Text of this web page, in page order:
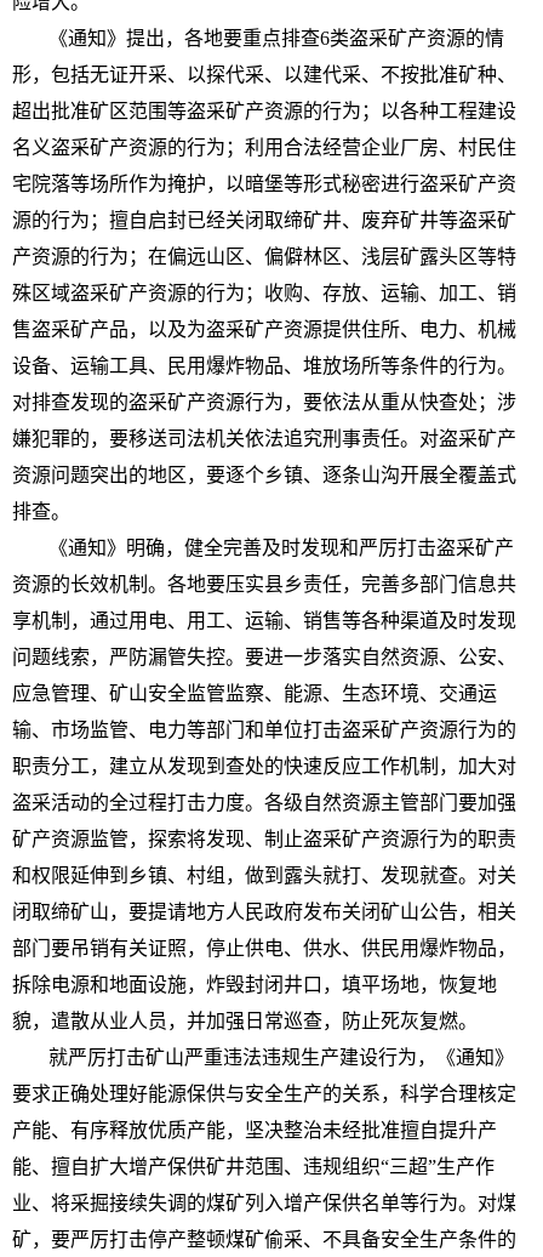
《通知》提出，各地要重点排查6类盗采矿产资源的情
形，包括无证开采、以探代采、以建代采、不按批准矿种、
超出批准矿区范围等盗采矿产资源的行为；以各种工程建设
名义盗采矿产资源的行为；利用合法经营企业厂房、村民住
宅院落等场所作为掩护，以暗堡等形式秘密进行盗采矿产资
源的行为；擅自启封已经关闭取缔矿井、废弃矿井等盗采矿
产资源的行为；在偏远山区、偏僻林区、浅层矿露头区等特
殊区域盗采矿产资源的行为；收购、存放、运输、加工、销
售盗采矿产品，以及为盗采矿产资源提供住所、电力、机械
设备、运输工具、民用爆炸物品、堆放场所等条件的行为。
对排查发现的盗采矿产资源行为，要依法从重从快查处；涉
嫌犯罪的，要移送司法机关依法追究刑事责任。对盗采矿产
资源问题突出的地区，要逐个乡镇、逐条山沟开展全覆盖式
排查。
《通知》明确，健全完善及时发现和严厉打击盗采矿产
资源的长效机制。各地要压实县乡责任，完善多部门信息共
享机制，通过用电、用工、运输、销售等各种渠道及时发现
问题线索，严防漏管失控。要进一步落实自然资源、公安、
应急管理、矿山安全监管监察、能源、生态环境、交通运
输、市场监管、电力等部门和单位打击盗采矿产资源行为的
职责分工，建立从发现到查处的快速反应工作机制，加大对
盗采活动的全过程打击力度。各级自然资源主管部门要加强
矿产资源监管，探索将发现、制止盗采矿产资源行为的职责
和权限延伸到乡镇、村组，做到露头就打、发现就查。对关
闭取缔矿山，要提请地方人民政府发布关闭矿山公告，相关
部门要吊销有关证照，停止供电、供水、供民用爆炸物品，
拆除电源和地面设施，炸毁封闭井口，填平场地，恢复地
貌，遣散从业人员，并加强日常巡查，防止死灰复燃。
就严厉打击矿山严重违法违规生产建设行为，《通知》
要求正确处理好能源保供与安全生产的关系，科学合理核定
产能、有序释放优质产能，坚决整治未经批准擅自提升产
能、擅自扩大增产保供矿井范围、违规组织“三超”生产作
业、将采掘接续失调的煤矿列入增产保供名单等行为。对煤
矿，要严厉打击停产整顿煤矿偷采、不具备安全生产条件的